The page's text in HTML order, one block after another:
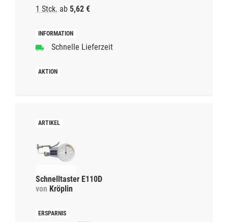
1 Stck. ab 5,62 €
Schnelle Lieferzeit
Schnelltaster E110D
von Kröplin